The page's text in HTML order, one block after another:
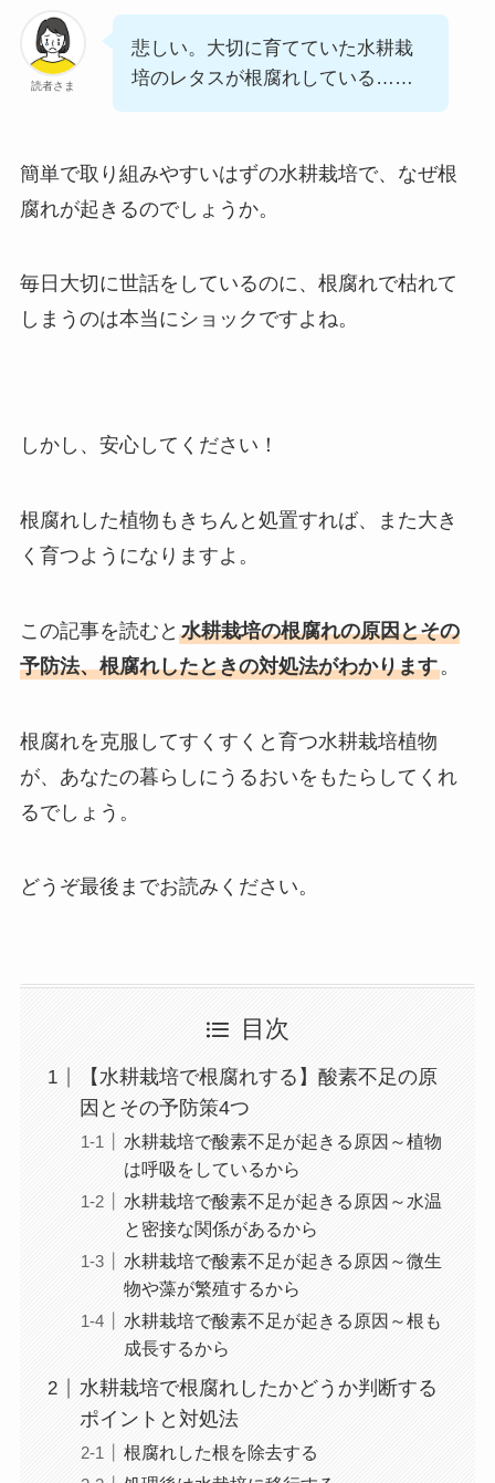
読者さま
悲しい。大切に育てていた水耕栽
培のレタスが根腐れしている……
簡単で取り組みやすいはずの水耕栽培で、なぜ根
腐れが起きるのでしょうか。
毎日大切に世話をしているのに、根腐れで枯れて
しまうのは本当にショックですよね。
しかし、安心してください！
根腐れした植物もきちんと処置すれば、また大き
く育つようになりますよ。
この記事を読むと 水耕栽培の根腐れの原因とその
予防法、根腐れしたときの対処法がわかります。
根腐れを克服してすくすくと育つ水耕栽培植物
が、あなたの暮らしにうるおいをもたらしてくれ
るでしょう。
どうぞ最後までお読みください。
目次
【水耕栽培で根腐れする】酸素不足の原
因とその予防策4つ
水耕栽培で酸素不足が起きる原因～植物
は呼吸をしているから
水耕栽培で酸素不足が起きる原因～水温
と密接な関係があるから
水耕栽培で酸素不足が起きる原因～微生
物や藻が繁殖するから
水耕栽培で酸素不足が起きる原因～根も
成長するから
水耕栽培で根腐れしたかどうか判断する
ポイントと対処法
根腐れした根を除去する